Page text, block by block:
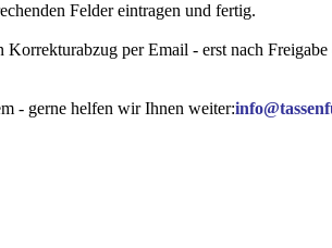
Felder eintragen und fertig.
per Email - erst nach
- gerne helfen wir Ihnen weiter: